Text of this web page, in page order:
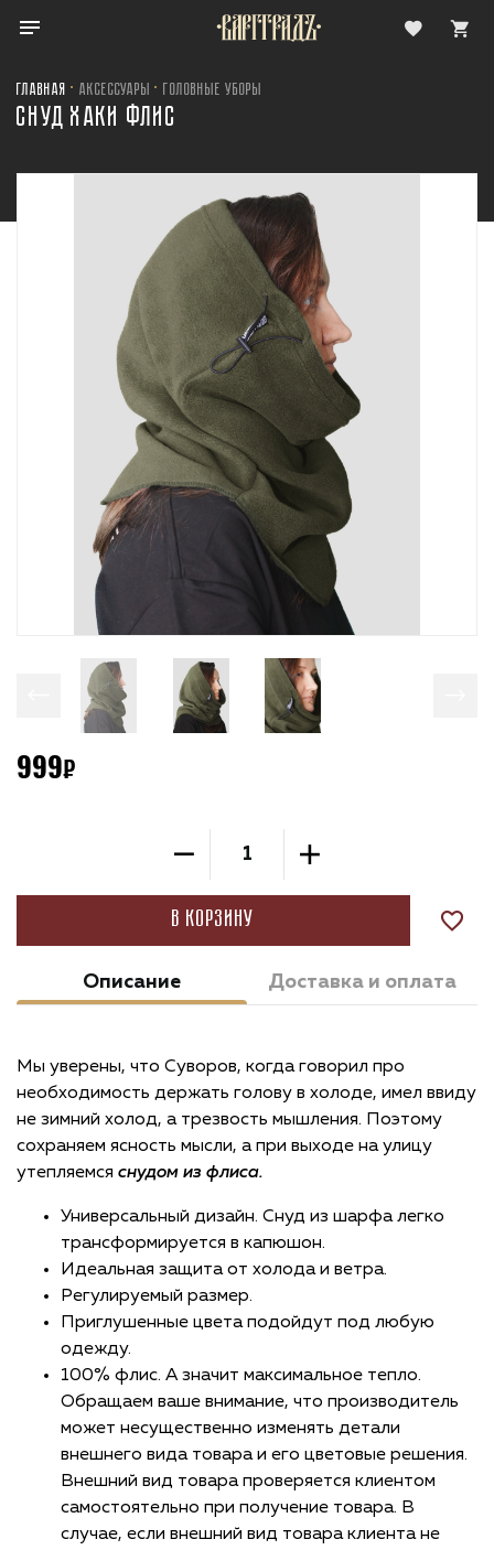
Главная Аксессуары Головные Уборы
СНУД ХАКИ ФЛИС
999
В корзину
Описание Доставка и оплата
Мы уверены, что Суворов, когда говорил про
необходимость держать голову в холоде, имел ввиду
не зимний холод, а трезвость мышления. Поэтому
сохраняем ясность мысли, а при выходе на улицу
утепляемся снудом из флиса.
Универсальный дизайн. Снуд из шарфа легко
трансформируется в капюшон.
Идеальная защита от холода и ветра.
Регулируемый размер.
Приглушенные цвета подойдут под любую
одежду.
100% флис. А значит максимальное тепло.
Обращаем ваше внимание, что производитель
может несущественно изменять детали
внешнего вида товара и его цветовые решения.
Внешний вид товара проверяется клиентом
самостоятельно при получение товара. В
случае, если внешний вид товара клиента не